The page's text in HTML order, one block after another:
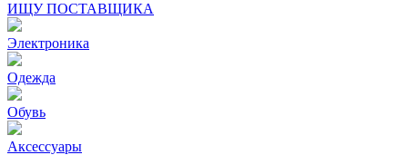
ИЩУ ПОСТАВЩИКА
Электроника
Одежда
Обувь
Аксессуары